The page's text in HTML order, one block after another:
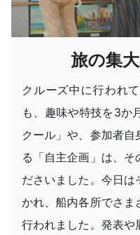
旅の集
クルーズ中に行われ
も、趣味や特技を3か
クール」や、参加者
る「自主企画」は、そ
ださいました。今日は
かれ、船内各所でさま
行われました。発表や